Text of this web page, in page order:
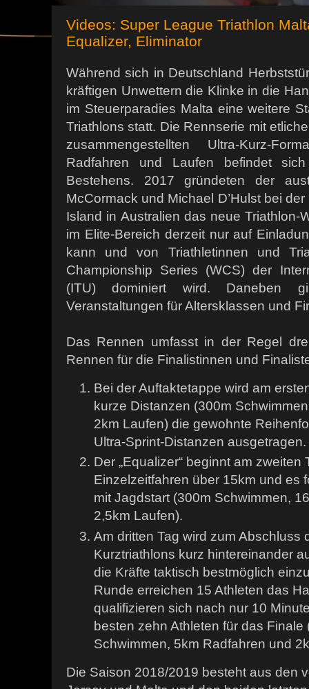
Videos: Super League Triathlon
Equalizer, Eliminator
Während sich in Deutschland
kräftigen Unwettern die Klinke in die
im Steuerparadies Malta eine weitere
Triathlons statt. Die Rennserie mit
zusammengestellten Ultra-Kurz-
Radfahren und Laufen befindet
Bestehens. 2017 gründeten der
McCormack und Michael D’Hulst bei
Island in Australien das neue Triathlon-
im Elite-Bereich derzeit nur auf
kann und von Triathletinnen und
Championship Series (WCS) der
(ITU) dominiert wird. Daneben
Veranstaltungen für Altersklassen und
Das Rennen umfasst in der Regel
Rennen für die Finalistinnen und
Bei der Auftaktetappe wird am
kurze Distanzen (300m
2km Laufen) die gewohnte
Ultra-Sprint-Distanzen ausgetragen.
Der „Equalizer“ beginnt am zweiten
Einzelzeitfahren über 15km und es
mit Jagdstart (300m Schwimmen,
2,5km Laufen).
Am dritten Tag wird zum Abschluss
Kurztriathlons kurz hintereinander
die Kräfte taktisch bestmöglich
Runde erreichen 15 Athleten das
qualifizieren sich nach nur 10
besten zehn Athleten für das Finale
Schwimmen, 5km Radfahren und
Die Saison 2018/2019 besteht aus den